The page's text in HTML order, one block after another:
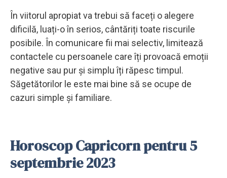
În viitorul apropiat va trebui să faceți o alegere
dificilă, luați-o în serios, cântăriți toate riscurile
posibile. În comunicare fii mai selectiv, limitează
contactele cu persoanele care îți provoacă emoții
negative sau pur și simplu îți răpesc timpul.
Săgetătorilor le este mai bine să se ocupe de
cazuri simple și familiare.
Horoscop Capricorn pentru 5
septembrie 2023